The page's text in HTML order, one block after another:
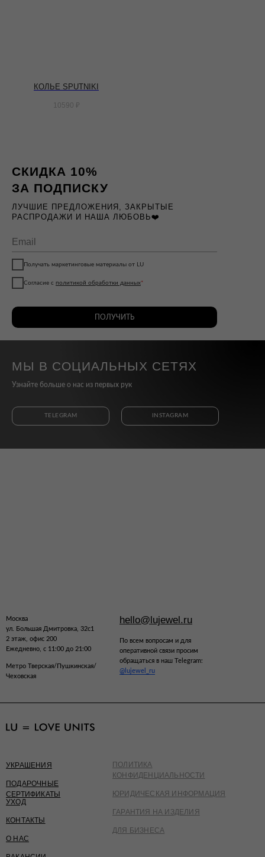
КОЛЬЕ SPUTNIKI
10590 ₽
СКИДКА 10%
ЗА ПОДПИСКУ
Получать маркетинговые материалы от LU
Согласие с политикой обработки данных*
ПОЛУЧИТЬ
МЫ В СОЦИАЛЬНЫХ СЕТЯХ
Узнайте больше о нас из первых рук
TELEGRAM INSTAGRAM
ЛУЧШИЕ ПРЕДЛОЖЕНИЯ, ЗАКРЫТЫЕ
РАСПРОДАЖИ И НАША ЛЮБОВЬ❤️
По всем вопросам и для
оперативной связи просим
обращаться в наш Telegram:
@lujewel_ru
Москва
ул. Большая Дмитровка, 32с1
2 этаж, офис 200
Ежедневно, с 11:00 до 21:00
hello@lujewel.ru
Метро Тверская/Пушкинская/
Чеховская
ПОЛИТИКА
КОНФИДЕНЦИАЛЬНОСТИ
ЮРИДИЧЕСКАЯ ИНФОРМАЦИЯ
ГАРАНТИЯ НА ИЗДЕЛИЯ
ДЛЯ БИЗНЕСА
УКРАШЕНИЯ
ПОДАРОЧНЫЕ
СЕРТИФИКАТЫ
КОНТАКТЫ
О НАС
УХОД